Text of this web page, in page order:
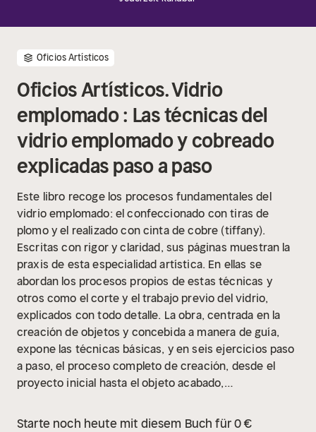
Oficios Artísticos
Oficios Artísticos. Vidrio
emplomado : Las técnicas del
vidrio emplomado y cobreado
explicadas paso a paso
Este libro recoge los procesos fundamentales del
vidrio emplomado: el confeccionado con tiras de
plomo y el realizado con cinta de cobre (tiffany).
Escritas con rigor y claridad, sus páginas muestran la
praxis de esta especialidad artística. En ellas se
abordan los procesos propios de estas técnicas y
otros como el corte y el trabajo previo del vidrio,
explicados con todo detalle. La obra, centrada en la
creación de objetos y concebida a manera de guía,
expone las técnicas básicas, y en seis ejercicios paso
a paso, el proceso completo de creación, desde el
proyecto inicial hasta el objeto acabado,
aspectos fundamentales.
Starte noch heute mit diesem Buch für 0 €